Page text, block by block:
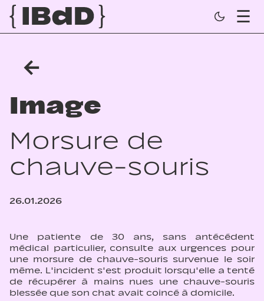
←
Image
Morsure de
chauve-souris
26.01.2026
Une patiente de 30 ans, sans antécédent
médical particulier, consulte aux urgences pour
une morsure de chauve-souris survenue le soir
même. L'incident s'est produit lorsqu'elle a tenté
de récupérer à mains nues une chauve-souris
blessée que son chat avait coincé à domicile.